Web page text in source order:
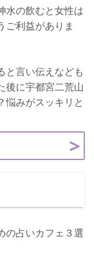
水の飲むと女性は
ご利益がありま
と言い伝えなども
後に宇都宮二荒山
悩みがスッキリと
の占いカフェ３選